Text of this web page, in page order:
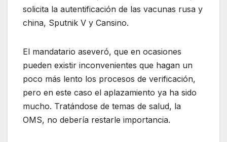
solicita la autentificación de las vacunas rusa y
china, Sputnik V y Cansino.
El mandatario aseveró, que en ocasiones
pueden existir inconvenientes que hagan un
poco más lento los procesos de verificación,
pero en este caso el aplazamiento ya ha sido
mucho. Tratándose de temas de salud, la
OMS, no debería restarle importancia.